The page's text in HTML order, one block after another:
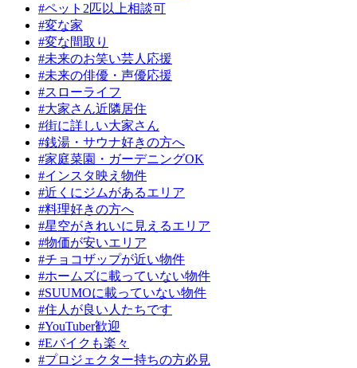
#ペット2匹以上相談可
#変な家
#変な間取り
#未来のお笑い芸人応援
#未来の俳優・声優応援
#スローライフ
#大家さん近隣居住
#街に詳しい大家さん
#銭湯・サウナ好きの方へ
#家庭菜園・ガーデニングOK
#インスタ映え物件
#近くにジムがあるエリア
#料理好きの方へ
#星空がきれいに見えるエリア
#物価が安いエリア
#チョコザップが近い物件
#ホームズに載っていない物件
#SUUMOに載っていない物件
#住人が良い人たちです
#YouTuber歓迎
#Eバイクも楽々
#プロジェクター持ちの方必見